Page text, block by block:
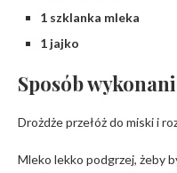
1 szklanka mleka
1 jajko
Sposób
Drożdże przełóż do miski i
Mleko lekko podgrzej, żeby